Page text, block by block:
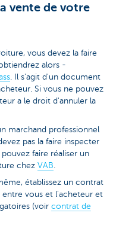
vente de votre
vous devez la faire
alors -
. Il s'agit d'un document
Si vous ne pouvez
a le droit d'annuler la
marchand professionnel
pas la faire inspecter
faire réaliser un
chez VAB.
établissez un contrat
entre vous et l'acheteur et
(voir contrat de